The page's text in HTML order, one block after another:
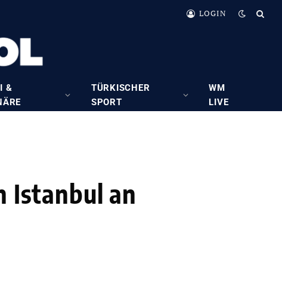
LOGIN
&
TÜRKISCHER
SPORT
WM
LIVE
Istanbul an